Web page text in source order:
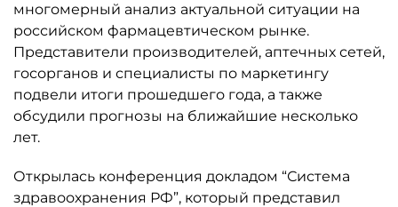
многомерный анализ актуальной ситуации на
российском фармацевтическом рынке.
Представители производителей, аптечных сетей,
госорганов и специалисты по маркетингу
подвели итоги прошедшего года, а также
обсудили прогнозы на ближайшие несколько
лет.
Открылась конференция докладом “Система
здравоохранения РФ”, который представил